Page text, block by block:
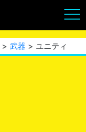
> 武器 > ユニティ